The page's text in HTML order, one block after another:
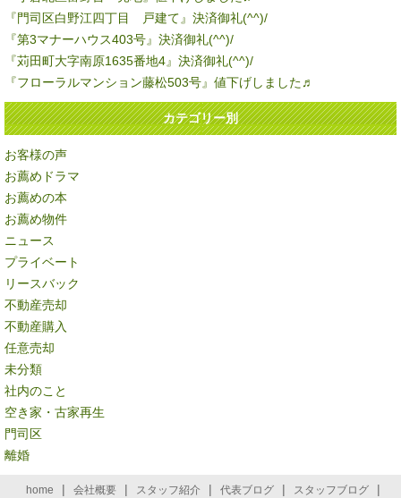
『門司区白野江四丁目 戸建て』決済御礼(^^)/
『第3マナーハウス403号』決済御礼(^^)/
『苅田町大字南原1635番地4』決済御礼(^^)/
『フローラルマンション藤松503号』値下げしました♬
カテゴリー別
お客様の声
お薦めドラマ
お薦めの本
お薦め物件
ニュース
プライベート
リースバック
不動産売却
不動産購入
任意売却
未分類
社内のこと
空き家・古家再生
門司区
離婚
home | 会社概要 | スタッフ紹介 | 代表ブログ | スタッフブログ |